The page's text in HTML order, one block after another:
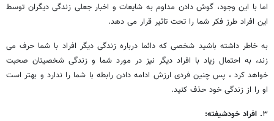
اما با این وجود، گوش دادن مداوم به شایعات و اخبار جعلی زندگی دیگران توسط
این افراد طرز فکر شما را تحت تاثیر قرار می ‎دهد.
به خاطر داشته باشید شخصی که دائما درباره زندگی دیگر افراد با شما حرف می
‎زند، به احتمال زیاد با افراد دیگر نیز در مورد شما و زندگی شخصیتان صحبت
خواهد کرد ، پس چنین فردی ارزش ادامه دادن رابطه با شما را ندارد و بهتر است
او را از زندگی خود حذف کنید.
۳. افراد خودشیفته: